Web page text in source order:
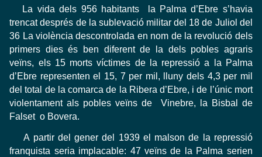
La vida dels 956 habitants la Palma d’Ebre s’havia
trencat després de la sublevació militar del 18 de Juliol del
36 La violència descontrolada en nom de la revolució dels
primers dies és ben diferent de la dels pobles agraris
veïns, els 15 morts víctimes de la repressió a la Palma
d’Ebre representen el 15, 7 per mil, lluny dels 4,3 per mil
del total de la comarca de la Ribera d’Ebre, i de l’únic mort
violentament als pobles veïns de Vinebre, la Bisbal de
Falset o Bovera.
A partir del gener del 1939 el malson de la repressió
franquista seria implacable: 47 veïns de la Palma serien